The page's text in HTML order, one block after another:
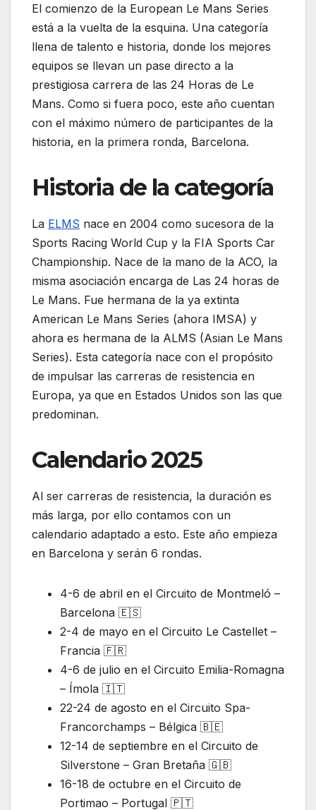
El comienzo de la European Le Mans Series
está a la vuelta de la esquina. Una categoría
llena de talento e historia, donde los mejores
equipos se llevan un pase directo a la
prestigiosa carrera de las 24 Horas de Le
Mans. Como si fuera poco, este año cuentan
con el máximo número de participantes de la
historia, en la primera ronda, Barcelona.
Historia de la categoría
La ELMS nace en 2004 como sucesora de la
Sports Racing World Cup y la FIA Sports Car
Championship. Nace de la mano de la ACO, la
misma asociación encarga de Las 24 horas de
Le Mans. Fue hermana de la ya extinta
American Le Mans Series (ahora IMSA) y
ahora es hermana de la ALMS (Asian Le Mans
Series). Esta categoría nace con el propósito
de impulsar las carreras de resistencia en
Europa, ya que en Estados Unidos son las que
predominan.
Calendario 2025
Al ser carreras de resistencia, la duración es
más larga, por ello contamos con un
calendario adaptado a esto. Este año empieza
en Barcelona y serán 6 rondas.
4-6 de abril en el Circuito de Montmeló –
Barcelona 🇪🇸
2-4 de mayo en el Circuito Le Castellet –
Francia 🇫🇷
4-6 de julio en el Circuito Emilia-Romagna
– Ímola 🇮🇹
22-24 de agosto en el Circuito Spa-
Francorchamps – Bélgica 🇧🇪
12-14 de septiembre en el Circuito de
Silverstone – Gran Bretaña 🇬🇧
16-18 de octubre en el Circuito de
Portimao – Portugal 🇵🇹